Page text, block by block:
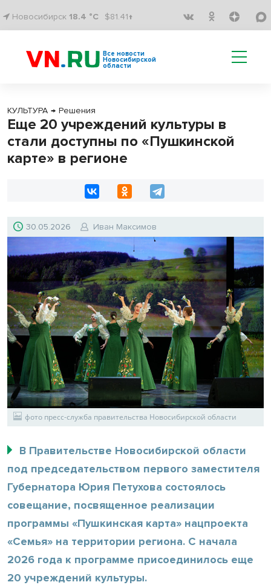
Новосибирск 18.4 °C $81.41↑
Все новости
Новосибирской
области
КУЛЬТУРА → Решения
Еще 20 учреждений культуры в
стали доступны по «Пушкинской
карте» в регионе
30.05.2026 Иван Максимов
фото пресс-служба правительства Новосибирской области
В Правительстве Новосибирской области
под председательством первого заместителя
Губернатора Юрия Петухова состоялось
совещание, посвященное реализации
программы «Пушкинская карта» нацпроекта
«Семья» на территории региона. С начала
2026 года к программе присоединилось еще
20 учреждений культуры.